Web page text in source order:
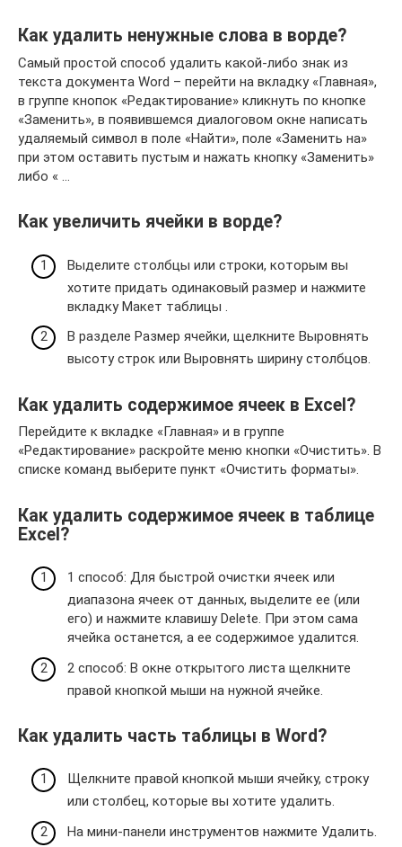
Как удалить ненужные слова в ворде?
Самый простой способ удалить какой-либо знак из
текста документа Word – перейти на вкладку «Главная»,
в группе кнопок «Редактирование» кликнуть по кнопке
«Заменить», в появившемся диалоговом окне написать
удаляемый символ в поле «Найти», поле «Заменить на»
при этом оставить пустым и нажать кнопку «Заменить»
либо « …
Как увеличить ячейки в ворде?
Выделите столбцы или строки, которым вы
хотите придать одинаковый размер и нажмите
вкладку Макет таблицы .
В разделе Размер ячейки, щелкните Выровнять
высоту строк или Выровнять ширину столбцов.
Как удалить содержимое ячеек в Excel?
Перейдите к вкладке «Главная» и в группе
«Редактирование» раскройте меню кнопки «Очистить». В
списке команд выберите пункт «Очистить форматы».
Как удалить содержимое ячеек в таблице
Excel?
1 способ: Для быстрой очистки ячеек или
диапазона ячеек от данных, выделите ее (или
его) и нажмите клавишу Delete. При этом сама
ячейка останется, а ее содержимое удалится.
2 способ: В окне открытого листа щелкните
правой кнопкой мыши на нужной ячейке.
Как удалить часть таблицы в Word?
Щелкните правой кнопкой мыши ячейку, строку
или столбец, которые вы хотите удалить.
На мини-панели инструментов нажмите Удалить.